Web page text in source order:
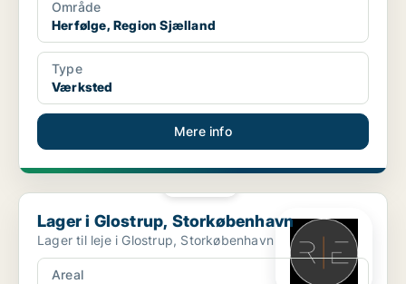
Område
Herfølge, Region Sjælland
Type
Værksted
Mere info
Lager i Glostrup, Storkøbenhavn
Lager i Glostrup, Storkøbenhavn
Lager til leje i Glostrup, Storkøbenhavn
Areal